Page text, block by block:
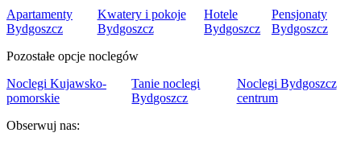
Apartamenty
Bydgoszcz
Kwatery i pokoje
Bydgoszcz
Hotele
Bydgoszcz
Pensjonaty
Bydgoszcz
Pozostałe opcje noclegów
Noclegi Kujawsko-
pomorskie
Tanie noclegi
Bydgoszcz
Noclegi Bydgoszcz
centrum
Obserwuj nas: